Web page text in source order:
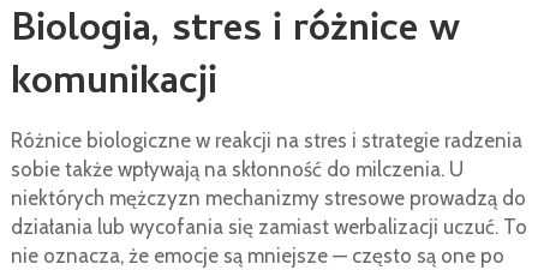
Biologia, stres i różnice w
komunikacji
Różnice biologiczne w reakcji na stres i strategie radzenia
sobie także wpływają na skłonność do milczenia. U
niektórych mężczyzn mechanizmy stresowe prowadzą do
działania lub wycofania się zamiast werbalizacji uczuć. To
nie oznacza, że emocje są mniejsze — często są one po